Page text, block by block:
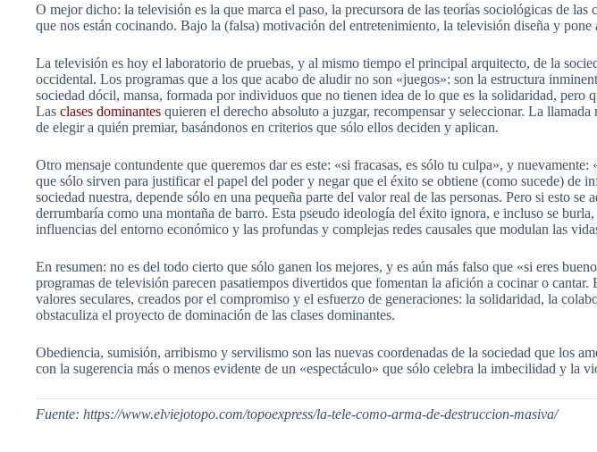
O mejor dicho: la televisión es la que marca el paso, la precursora de las teorías sociológicas de
que nos están cocinando. Bajo la (falsa) motivación del entretenimiento, la televisión diseña y pone
La televisión es hoy el laboratorio de pruebas, y al mismo tiempo el principal arquitecto, de la
occidental. Los programas que a los que acabo de aludir no son «juegos»: son la estructura
sociedad dócil, mansa, formada por individuos que no tienen idea de lo que es la solidaridad, pero
Las clases dominantes quieren el derecho absoluto a juzgar, recompensar y seleccionar. La
de elegir a quién premiar, basándonos en criterios que sólo ellos deciden y aplican.
Otro mensaje contundente que queremos dar es este: «si fracasas, es sólo tu culpa», y
que sólo sirven para justificar el papel del poder y negar que el éxito se obtiene (como sucede) de
sociedad nuestra, depende sólo en una pequeña parte del valor real de las personas. Pero si esto
derrumbaría como una montaña de barro. Esta pseudo ideología del éxito ignora, e incluso se
influencias del entorno económico y las profundas y complejas redes causales que modulan las
En resumen: no es del todo cierto que sólo ganen los mejores, y es aún más falso que «si eres
programas de televisión parecen pasatiempos divertidos que fomentan la afición a cocinar o
valores seculares, creados por el compromiso y el esfuerzo de generaciones: la solidaridad, la
obstaculiza el proyecto de dominación de las clases dominantes.
Obediencia, sumisión, arribismo y servilismo son las nuevas coordenadas de la sociedad que los
con la sugerencia más o menos evidente de un «espectáculo» que sólo celebra la imbecilidad y la
Fuente: https://www.elviejotopo.com/topoexpress/la-tele-como-arma-de-destruccion-masiva/